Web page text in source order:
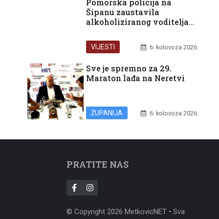
Pomorska policija na
Šipanu zaustavila
alkoholiziranog voditelja
VIJESTI 6. kolovoza 2026.
Sve je spremno za 29.
Maraton lađa na Neretvi
ŽUPANIJA 6. kolovoza 2026.
PRATITE NAS
© Copyright 2026 MetkovicNET • Sva